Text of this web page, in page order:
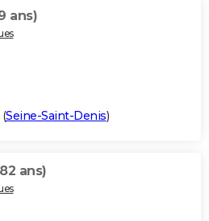
ans)
(Seine-Saint-Denis)
ans)